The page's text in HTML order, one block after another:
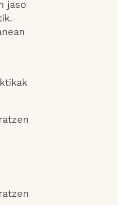
jaso